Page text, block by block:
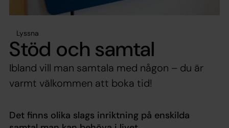
Lyssna
Stöd och samtal
Ibland vill man samtala med någon – du är
varmt välkommen att boka tid!
Det finns olika slags inriktning på enskilda